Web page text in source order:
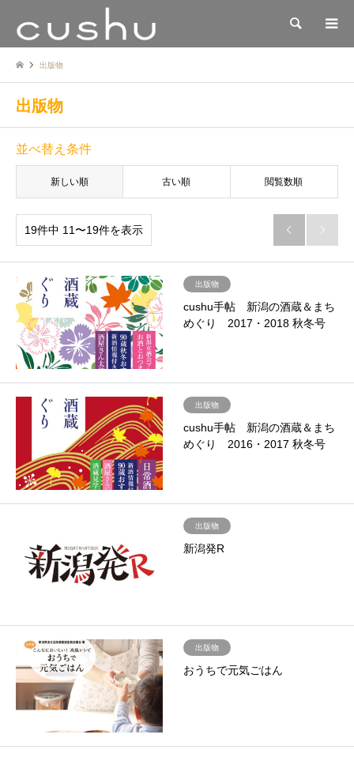
検索
出版物
出版物
並べ替え条件
新しい順 古い順 閲覧数順
19件中 11〜19件を表示  
出版物
cushu手帖 新潟の酒蔵＆まち
めぐり 2017・2018 秋冬号
出版物
cushu手帖 新潟の酒蔵＆まち
めぐり 2016・2017 秋冬号
出版物
新潟発R
出版物
おうちで元気ごはん